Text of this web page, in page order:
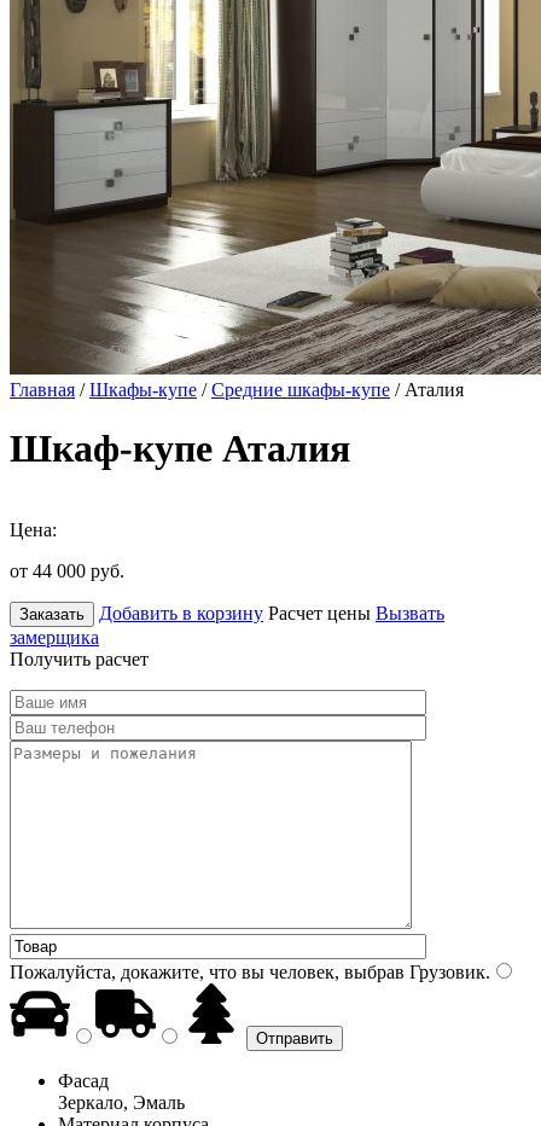
Главная /Шкафы-купе /Средние шкафы-купе / Аталия
Шкаф-купе Аталия
Цена:
от 44 000 руб.
Заказать Добавить в корзину Расчет цены Вызвать
замерщика
Получить расчет
Пожалуйста, докажите, что вы человек, выбрав Грузовик.
Фасад
Зеркало, Эмаль